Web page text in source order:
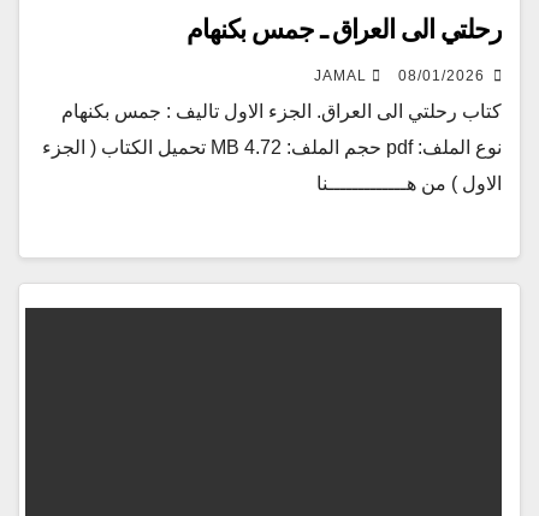
رحلتي الى العراق ـ جمس بكنهام
08/01/2026
JAMAL
كتاب رحلتي الى العراق. الجزء الاول تاليف : جمس بكنهام
نوع الملف: pdf حجم الملف: 4.72 MB تحميل الكتاب ( الجزء
الاول ) من هـــــــــــــنا